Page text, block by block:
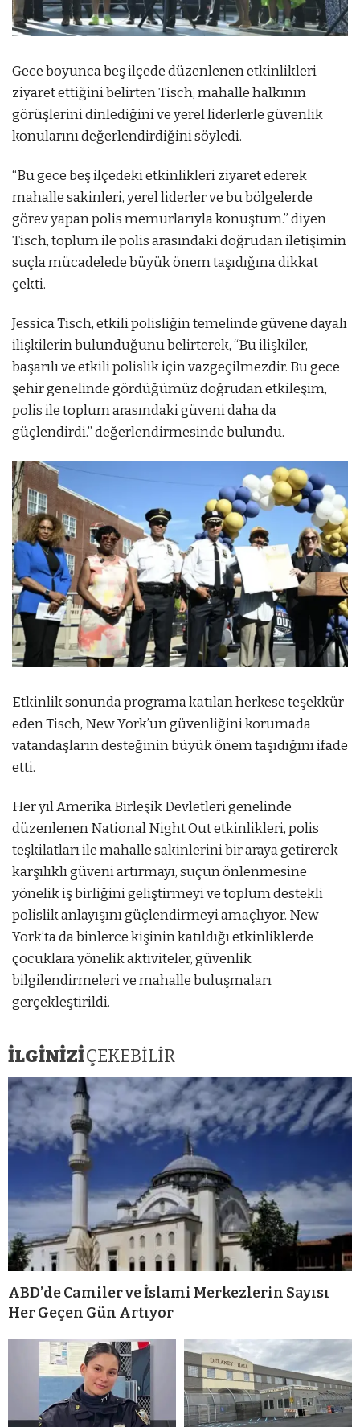
Gece boyunca beş ilçede düzenlenen etkinlikleri
ziyaret ettiğini belirten Tisch, mahalle halkının
görüşlerini dinlediğini ve yerel liderlerle güvenlik
konularını değerlendirdiğini söyledi.
“Bu gece beş ilçedeki etkinlikleri ziyaret ederek
mahalle sakinleri, yerel liderler ve bu bölgelerde
görev yapan polis memurlarıyla konuştum.” diyen
Tisch, toplum ile polis arasındaki doğrudan iletişimin
suçla mücadelede büyük önem taşıdığına dikkat
çekti.
Jessica Tisch, etkili polisliğin temelinde güvene dayalı
ilişkilerin bulunduğunu belirterek, “Bu ilişkiler,
başarılı ve etkili polislik için vazgeçilmezdir. Bu gece
şehir genelinde gördüğümüz doğrudan etkileşim,
polis ile toplum arasındaki güveni daha da
güçlendirdi.” değerlendirmesinde bulundu.
Etkinlik sonunda programa katılan herkese teşekkür
eden Tisch, New York’un güvenliğini korumada
vatandaşların desteğinin büyük önem taşıdığını ifade
etti.
Her yıl Amerika Birleşik Devletleri genelinde
düzenlenen National Night Out etkinlikleri, polis
teşkilatları ile mahalle sakinlerini bir araya getirerek
karşılıklı güveni artırmayı, suçun önlenmesine
yönelik iş birliğini geliştirmeyi ve toplum destekli
polislik anlayışını güçlendirmeyi amaçlıyor. New
York’ta da binlerce kişinin katıldığı etkinliklerde
çocuklara yönelik aktiviteler, güvenlik
bilgilendirmeleri ve mahalle buluşmaları
gerçekleştirildi.
İLGİNİZİÇEKEBİLİR
ABD’de Camiler ve İslami Merkezlerin Sayısı
Her Geçen Gün Artıyor